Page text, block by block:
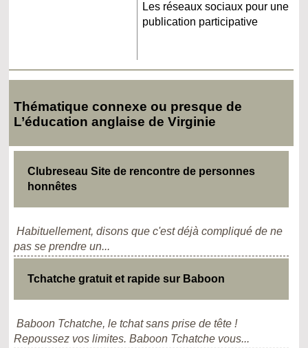
Les réseaux sociaux pour une
publication participative
Thématique connexe ou presque de
L’éducation anglaise de Virginie
Clubreseau Site de rencontre de personnes
honnêtes
Habituellement, disons que c'est déjà compliqué de ne
pas se prendre un...
Tchatche gratuit et rapide sur Baboon
Baboon Tchatche, le tchat sans prise de tête !
Repoussez vos limites. Baboon Tchatche vous...